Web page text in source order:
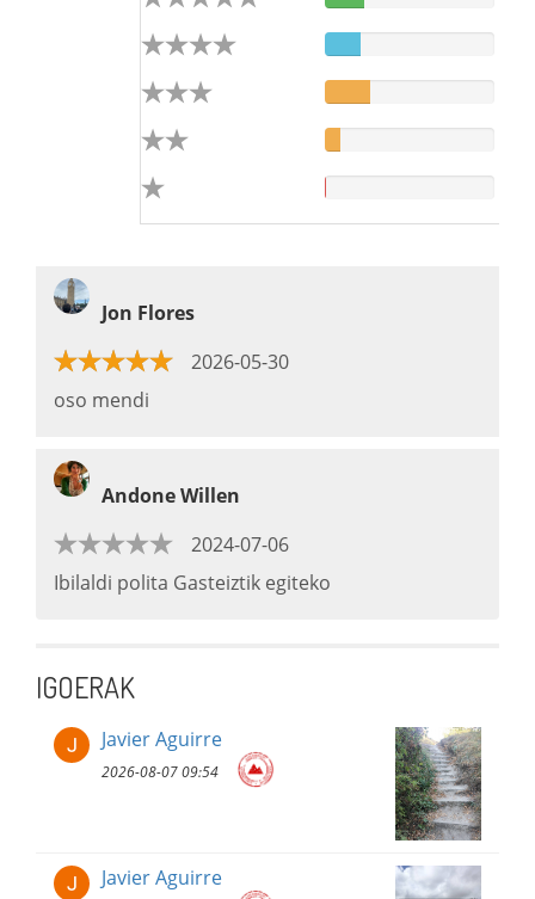
Jon Flores
2026-05-30
oso mendi
Andone Willen
2024-07-06
Ibilaldi polita Gasteiztik egiteko
IGOERAK
Javier Aguirre
2026-08-07 09:54
Javier Aguirre